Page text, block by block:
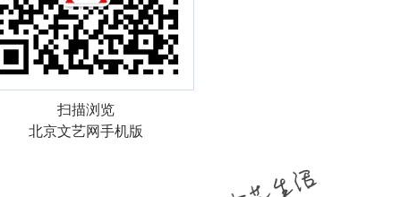
扫描浏览
北京文艺网手机版